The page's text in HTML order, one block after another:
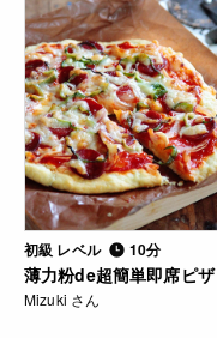
初級 レベル 10分
薄力粉de超簡単即席ピザ
Mizuki さん